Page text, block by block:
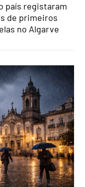
país registaram
de primeiros
no Algarve